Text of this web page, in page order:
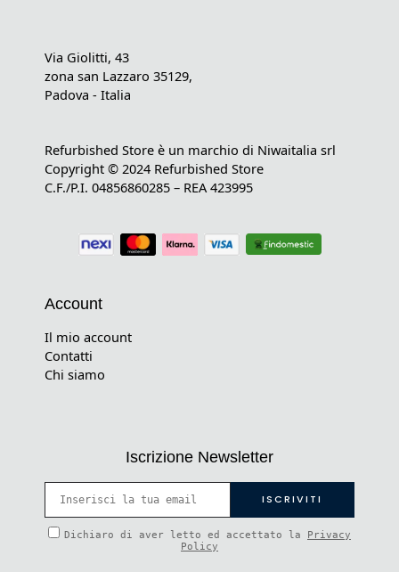
Via Giolitti, 43
zona san Lazzaro 35129,
Padova - Italia
Refurbished Store è un marchio di Niwaitalia srl
Copyright © 2024 Refurbished Store
C.F./P.I. 04856860285 – REA 423995
Account
Il mio account
Contatti
Chi siamo
Iscrizione Newsletter
Dichiaro di aver letto ed accettato la Privacy
Policy